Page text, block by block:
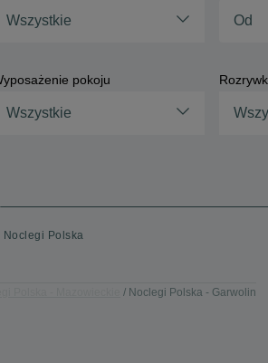
Wszystkie
pokoju
Wszystkie
Noclegi Polska
Noclegi Polska - Garwolin